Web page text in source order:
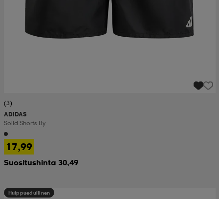
(3)
ADIDAS
Solid Shorts By
17,99
Suositushinta 30,49
Huippuedullinen